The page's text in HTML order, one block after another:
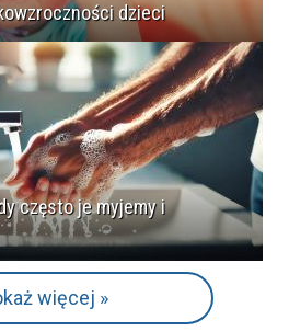
dzieci
często je myjemy i
więcej »